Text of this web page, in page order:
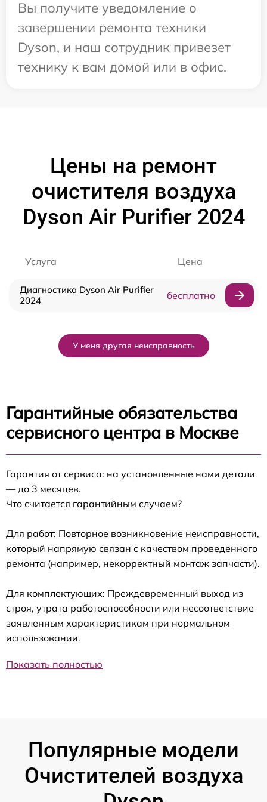
Вы получите уведомление о
завершении ремонта техники
Dyson, и наш сотрудник привезет
технику к вам домой или в офис.
Цены на ремонт
очистителя воздуха
Dyson Air Purifier 2024
Услуга Цена
Диагностика Dyson Air Purifier
2024
бесплатно
У меня другая неисправность
Гарантийные обязательства
сервисного центра в Москве
Гарантия от сервиса: на установленные нами детали
— до 3 месяцев.
Что считается гарантийным случаем?
Для работ: Повторное возникновение неисправности,
который напрямую связан с качеством проведенного
ремонта (например, некорректный монтаж запчасти).
Для комплектующих: Преждевременный выход из
строя, утрата работоспособности или несоответствие
заявленным характеристикам при нормальном
использовании.
Показать полностью
Популярные модели
Очистителей воздуха